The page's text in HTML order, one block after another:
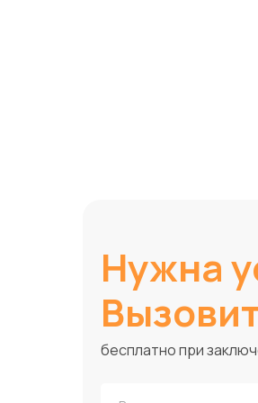
Нужна
бесплатно при